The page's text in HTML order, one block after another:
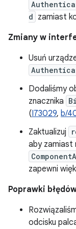
d zamiast
Zmiany w
Usuń
Dodaliśmy
znacznika
(I73029, b/
Zaktualizuj
aby zamiast
zapewni
Poprawki
odcisku